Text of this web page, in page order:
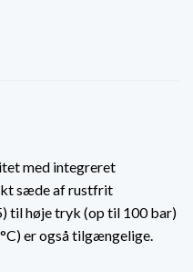
med integreret
sæde af rustfrit
til høje tryk (op til 100 bar)
er også tilgængelige.